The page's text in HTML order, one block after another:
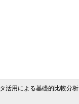
活用による基礎的比較分析